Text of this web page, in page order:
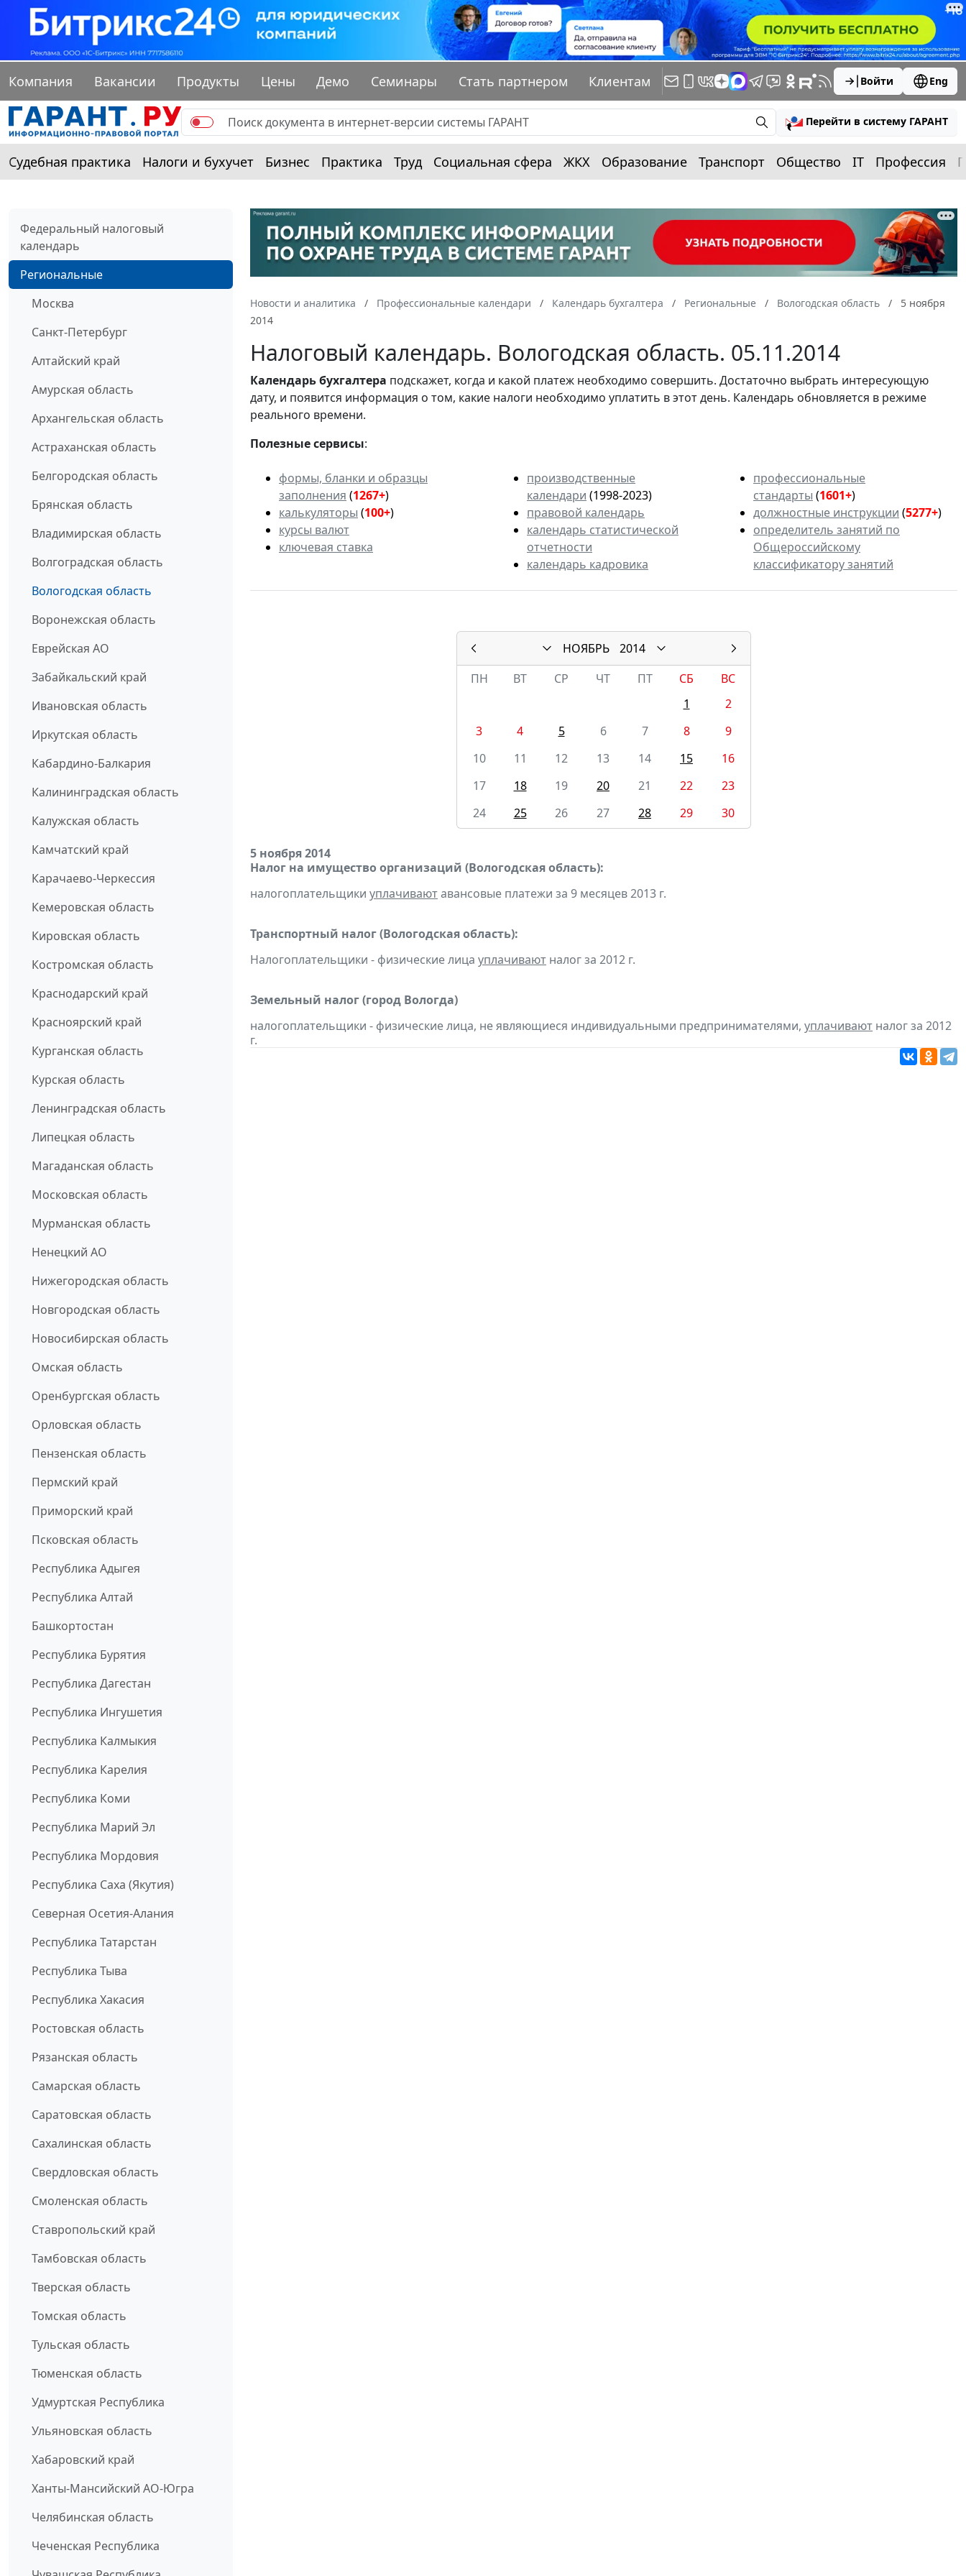
Компания Вакансии Продукты Цены Демо Семинары Стать партнером Клиентам Войти Eng
Перейти в систему ГАРАНТ
Судебная практика Налоги и бухучет Бизнес Практика Труд Социальная сфера ЖКХ Образование Транспорт Общество IT Профессия
Федеральный налоговый
календарь
Региональные
Москва
Санкт-Петербург
Алтайский край
Амурская область
Архангельская область
Астраханская область
Белгородская область
Брянская область
Владимирская область
Волгоградская область
Вологодская область
Воронежская область
Еврейская АО
Забайкальский край
Ивановская область
Иркутская область
Кабардино-Балкария
Калининградская область
Калужская область
Камчатский край
Карачаево-Черкессия
Кемеровская область
Кировская область
Костромская область
Краснодарский край
Красноярский край
Курганская область
Курская область
Ленинградская область
Липецкая область
Магаданская область
Московская область
Мурманская область
Ненецкий АО
Нижегородская область
Новгородская область
Новосибирская область
Омская область
Оренбургская область
Орловская область
Пензенская область
Пермский край
Приморский край
Псковская область
Республика Адыгея
Республика Алтай
Башкортостан
Республика Бурятия
Республика Дагестан
Республика Ингушетия
Республика Калмыкия
Республика Карелия
Республика Коми
Республика Марий Эл
Республика Мордовия
Республика Саха (Якутия)
Северная Осетия-Алания
Республика Татарстан
Республика Тыва
Республика Хакасия
Ростовская область
Рязанская область
Самарская область
Саратовская область
Сахалинская область
Свердловская область
Смоленская область
Ставропольский край
Тамбовская область
Тверская область
Томская область
Тульская область
Тюменская область
Удмуртская Республика
Ульяновская область
Хабаровский край
Ханты-Мансийский АО-Югра
Челябинская область
Чеченская Республика
Новости и аналитика Профессиональные календари Календарь бухгалтера Региональные Вологодская область
5 ноября
2014
Налоговый календарь. Вологодская область. 05.11.2014
Календарьбухгалтера подскажет, когда и какой платеж необходимо совершить. Достаточно выбрать интересующую
дату, и появится информация о том, какие налоги необходимо уплатить в этот день. Календарь обновляется в режиме
реального времени.
Полезные сервисы:
формы, бланки и образцы
заполнения (1267+)
калькуляторы (100+)
курсы валют
ключевая ставка
производственные
календари (1998-2023)
правовой календарь
календарь статистической
отчетности
календарь кадровика
профессиональные
стандарты (1601+)
должностные инструкции (5277+)
определитель занятий по
Общероссийскому
классификатору занятий
НОЯБРЬ
2014
ПН
ВТ СР ЧТ ПТ СБ
ВС
1
2
3
4 5 6 7 8
9
10
11 12 13 14 15
16
17
18 19 20 21 22
23
24
25 26 27 28 29 30
5 ноября 2014
Налог на имущество организаций (Вологодская область):
налогоплательщики уплачиваютавансовые платежи за 9 месяцев 2013 г.
Транспортный налог (Вологодская область):
Налогоплательщики - физические лица уплачивают налог за 2012 г.
Земельный налог (город Вологда)
налогоплательщики - физические лица, не являющиеся индивидуальными предпринимателями, уплачивают налог за 2012
г.